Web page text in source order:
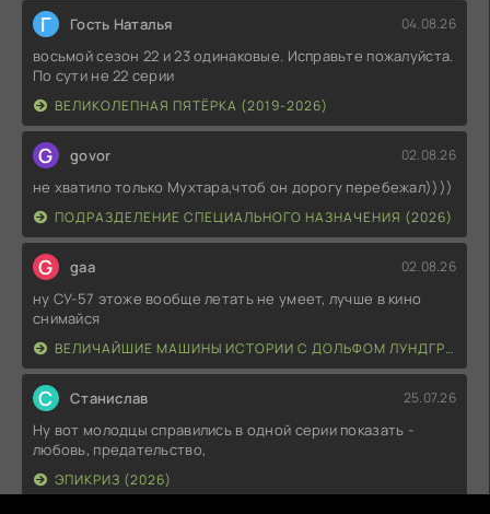
Г Гость Наталья 04.08.26
восьмой сезон 22 и 23 одинаковые. Исправьте пожалуйста.
По сути не 22 серии
ВЕЛИКОЛЕПНАЯ ПЯТЁРКА (2019-2026)
G govor 02.08.26
не хватило только Мухтара,чтоб он дорогу перебежал))))
ПОДРАЗДЕЛЕНИЕ СПЕЦИАЛЬНОГО НАЗНАЧЕНИЯ (2026)
G gaa 02.08.26
ну СУ-57 этоже вообще летать не умеет, лучше в кино
снимайся
ВЕЛИЧАЙШИЕ МАШИНЫ ИСТОРИИ С ДОЛЬФОМ ЛУНДГРЕНОМ (2026)
С Станислав 25.07.26
Ну вот молодцы справились в одной серии показать -
любовь, предательство,
ЭПИКРИЗ (2026)